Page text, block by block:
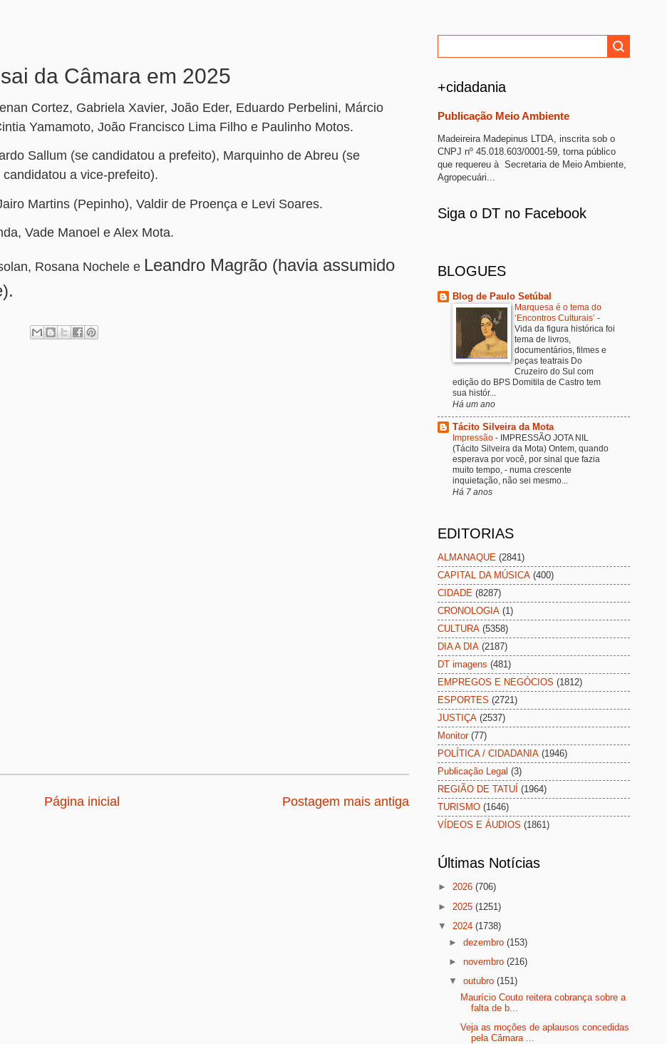
da Câmara em 2025
Cortez, Gabriela Xavier, João Eder, Eduardo Perbelini, Márcio
Yamamoto, João Francisco Lima Filho e Paulinho Motos.
Sallum (se candidatou a prefeito), Marquinho de Abreu (se
a vice-prefeito).
Martins (Pepinho), Valdir de Proença e Levi Soares.
Vade Manoel e Alex Mota.
Rosana Nochele e Leandro Magrão (havia assumido
Postagem mais antiga
Página inicial
+cidadania
Publicação Meio Ambiente
Madeireira Madepinus LTDA, inscrita sob o
CNPJ nº 45.018.603/0001-59, torna público
que requereu à Secretaria de Meio Ambiente,
Agropecuári...
Siga o DT no Facebook
BLOGUES
Blog de Paulo Setúbal
Marquesa é o tema do
‘Encontros Culturais’ -
Vida da figura histórica foi
tema de livros,
documentários, filmes e
peças teatrais Do
Cruzeiro do Sul com
edição do BPS Domitila de Castro tem
sua histór...
Há um ano
Tácito Silveira da Mota
Impressão - IMPRESSÃO JOTA NIL
(Tácito Silveira da Mota) Ontem, quando
esperava por você, por sinal que fazia
muito tempo, - numa crescente
inquietação, não sei mesmo...
Há 7 anos
EDITORIAS
ALMANAQUE (2841)
CAPITAL DA MÚSICA (400)
CIDADE (8287)
CRONOLOGIA (1)
CULTURA (5358)
DIA A DIA (2187)
DT imagens (481)
EMPREGOS E NEGÓCIOS (1812)
ESPORTES (2721)
JUSTIÇA (2537)
Monitor (77)
POLÍTICA / CIDADANIA (1946)
Publicação Legal (3)
REGIÃO DE TATUÍ (1964)
TURISMO (1646)
VÍDEOS E ÁUDIOS (1861)
Últimas Notícias
► 2026 (706)
► 2025 (1251)
▼ 2024 (1738)
►dezembro(153)
►novembro(216)
▼outubro(151)
Maurício Couto reitera cobrança sobre a
falta de b...
Veja as moções de aplausos concedidas
pela Câmara ...